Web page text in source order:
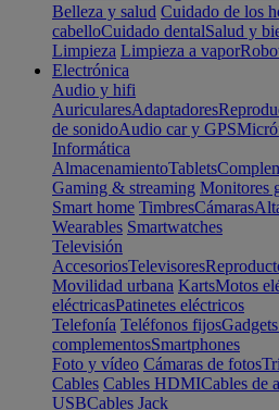
Belleza y salud Cuidado de los
cabelloCuidado dentalSalud y
Limpieza Limpieza a vapor
Electrónica
Audio y hifi
AuricularesAdaptadores
de sonidoAudio car y GPS
Informática
AlmacenamientoTablets
Gaming & streaming Monitores
Smart home TimbresCámaras
Wearables Smartwatches
Televisión
AccesoriosTelevisores
Movilidad urbana KartsMotos
eléctricasPatinetes eléctricos
Telefonía Teléfonos fijos
complementosSmartphones
Foto y vídeo Cámaras de fotos
Cables Cables HDMICables de
USBCables Jack